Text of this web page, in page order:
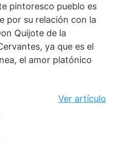
pintoresco pueblo es
por su relación con la
Quijote de la
ya que es el
el amor platónico
Ver artículo